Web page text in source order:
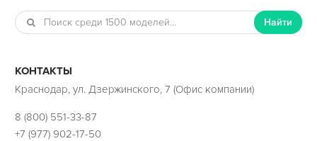
Найти
КОНТАКТЫ
Краснодар, ул. Дзержинского, 7 (Офис компании)
8 (800) 551-33-87
+7 (977) 902-17-50